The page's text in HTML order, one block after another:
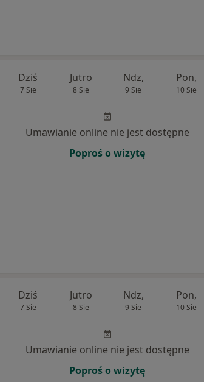
Dziś
7 Sie
Jutro
8 Sie
Ndz,
9 Sie
Pon,
10 Sie
Umawianie online nie jest dostępne
Poproś o wizytę
Dziś
7 Sie
Jutro
8 Sie
Ndz,
9 Sie
Pon,
10 Sie
Umawianie online nie jest dostępne
Poproś o wizytę